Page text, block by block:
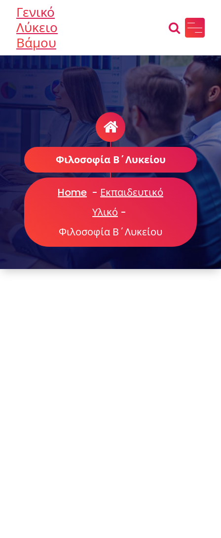
content
Γενικό
Λύκειο
Βάμου
Φιλοσοφία Β΄Λυκείου
Home - Εκπαιδευτικό
Υλικό -
Φιλοσοφία Β΄Λυκείου